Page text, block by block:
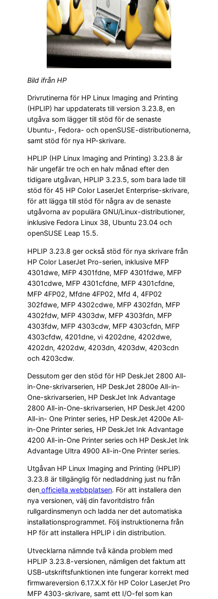
Bild ifrån HP
Drivrutinerna för HP Linux Imaging and Printing
(HPLIP) har uppdaterats till version 3.23.8, en
utgåva som lägger till stöd för de senaste
Ubuntu-, Fedora- och openSUSE-distributionerna,
samt stöd för nya HP-skrivare.
HPLIP (HP Linux Imaging and Printing) 3.23.8 är
här ungefär tre och en halv månad efter den
tidigare utgåvan, HPLIP 3.23.5, som bara lade till
stöd för 45 HP Color LaserJet Enterprise-skrivare,
för att lägga till stöd för några av de senaste
utgåvorna av populära GNU/Linux-distributioner,
inklusive Fedora Linux 38, Ubuntu 23.04 och
openSUSE Leap 15.5.
HPLIP 3.23.8 ger också stöd för nya skrivare från
HP Color LaserJet Pro-serien, inklusive MFP
4301dwe, MFP 4301fdne, MFP 4301fdwe, MFP
4301cdwe, MFP 4301cfdne, MFP 4301cfdne,
MFP 4FP02, Mfdne 4FP02, Mfd 4, 4FP02
302fdwe, MFP 4302cdwe, MFP 4302fdn, MFP
4302fdw, MFP 4303dw, MFP 4303fdn, MFP
4303fdw, MFP 4303cdw, MFP 4303cfdn, MFP
4303cfdw, 4201dne, vi 4202dne, 4202dwe,
4202dn, 4202dw, 4203dn, 4203dw, 4203cdn
och 4203cdw.
Dessutom ger den stöd för HP DeskJet 2800 All-
in-One-skrivarserien, HP DeskJet 2800e All-in-
One-skrivarserien, HP DeskJet Ink Advantage
2800 All-in-One-skrivarserien, HP DeskJet 4200
All-in- One Printer series, HP DeskJet 4200e All-
in-One Printer series, HP DeskJet Ink Advantage
4200 All-in-One Printer series och HP DeskJet Ink
Advantage Ultra 4900 All-in-One Printer series.
Utgåvan HP Linux Imaging and Printing (HPLIP)
3.23.8 är tillgänglig för nedladdning just nu från
den officiella webbplatsen. För att installera den
nya versionen, välj din favoritdistro från
rullgardinsmenyn och ladda ner det automatiska
installationsprogrammet. Följ instruktionerna från
HP för att installera HPLIP i din distribution.
Utvecklarna nämnde två kända problem med
HPLIP 3.23.8-versionen, nämligen det faktum att
USB-utskriftsfunktionen inte fungerar korrekt med
firmwareversion 6.17.X.X för HP Color LaserJet Pro
MFP 4303-skrivare, samt ett I/O-fel som kan